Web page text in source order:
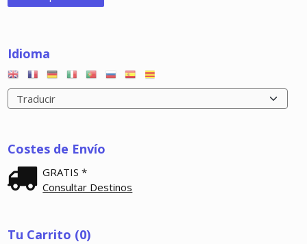
Idioma
Costes de Envío
GRATIS *
Consultar Destinos
Tu Carrito (0)